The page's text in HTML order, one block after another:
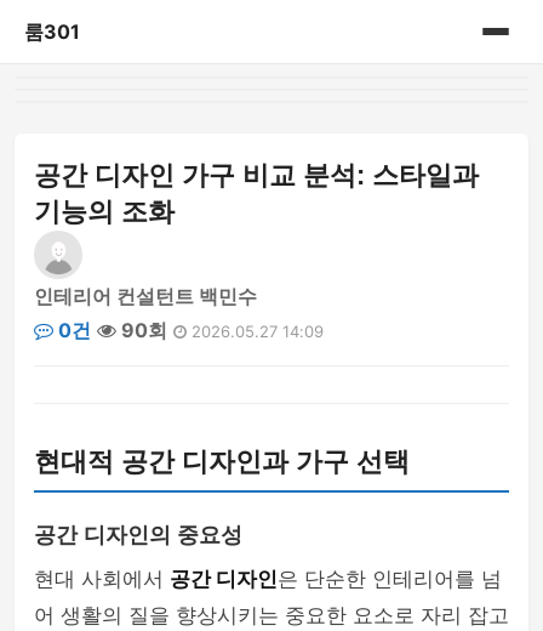
룸301
공간 디자인 가구 비교 분석: 스타일과
기능의 조화
인테리어 컨설턴트 백민수
0건
90회 2026.05.27 14:09
현대적 공간 디자인과 가구 선택
공간 디자인의 중요성
현대 사회에서 공간 디자인은 단순한 인테리어를 넘
어 생활의 질을 향상시키는 중요한 요소로 자리 잡고